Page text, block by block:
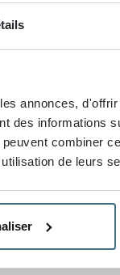
annonces,
des informations
combiner
de leurs
bien-être à
de calme et de
quartz avec de
: la surface
vite dans l’eau et
après des
ce qui garantit
anti-salissures et